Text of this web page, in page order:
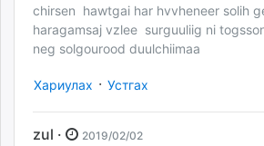
chirsen hawtgai har hvvheneer solih
haragamsaj vzlee surguuliig ni
neg solgourood duulchiimaa
Хариулах · Устгах
zul · 2019/02/02